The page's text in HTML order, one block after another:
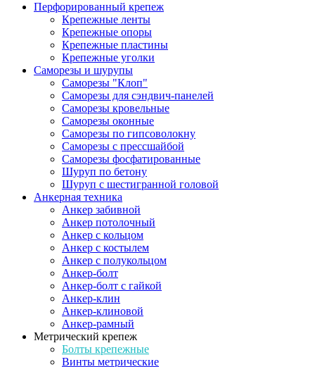
Перфорированный крепеж
Крепежные ленты
Крепежные опоры
Крепежные пластины
Крепежные уголки
Саморезы и шурупы
Саморезы "Клоп"
Саморезы для сэндвич-панелей
Саморезы кровельные
Саморезы оконные
Саморезы по гипсоволокну
Саморезы с прессшайбой
Саморезы фосфатированные
Шуруп по бетону
Шуруп с шестигранной головой
Анкерная техника
Анкер забивной
Анкер потолочный
Анкер с кольцом
Анкер с костылем
Анкер с полукольцом
Анкер-болт
Анкер-болт с гайкой
Анкер-клин
Анкер-клиновой
Анкер-рамный
Метрический крепеж
Болты крепежные
Винты метрические